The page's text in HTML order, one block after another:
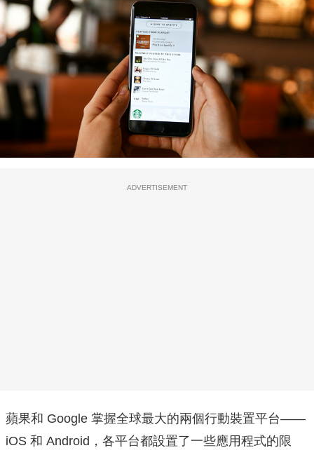
ADVERTISEMENT
蘋果和 Google 掌握全球最大的兩個行動裝置平台——
iOS 和 Android，各平台都設置了一些應用程式的限